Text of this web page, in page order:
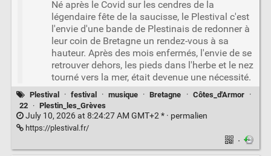
Né après le Covid sur les cendres de la
légendaire fête de la saucisse, le Plestival c'est
l'envie d'une bande de Plestinais de redonner à
leur coin de Bretagne un rendez-vous à sa
hauteur. Après des mois enfermés, l'envie de se
retrouver dehors, les pieds dans l'herbe et le nez
tourné vers la mer, était devenue une nécessité.
Plestival · festival · musique · Bretagne · Côtes_d'Armor
·
22
· Plestin_les_Grèves
July 10, 2026 at 8:24:27 AM GMT+2 * · permalien
https://plestival.fr/
·